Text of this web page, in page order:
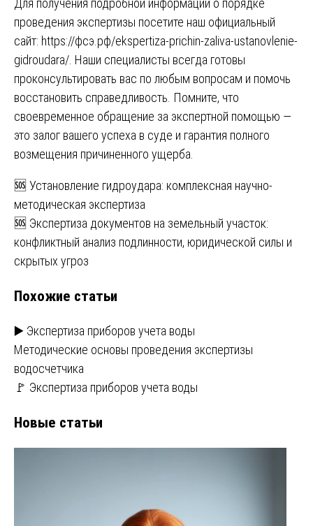
Для получения подробной информации о порядке
проведения экспертизы посетите наш официальный
сайт: https://фсэ.рф/ekspertiza-prichin-zaliva-ustanovlenie-
gidroudara/ . Наши специалисты всегда готовы
проконсультировать вас по любым вопросам и помочь
восстановить справедливость. Помните, что
своевременное обращение за экспертной помощью —
это залог вашего успеха в суде и гарантия полного
возмещения причиненного ущерба.
Навигация
по
записям
🆘 Установление гидроудара: комплексная научно-
методическая экспертиза
🆘 Экспертиза документов на земельный участок:
конфликтный анализ подлинности, юридической силы и
скрытых угроз
Похожие статьи
▶️ Экспертиза приборов учета воды
Методические основы проведения экспертизы
водосчетчика
🚩 Экспертиза приборов учета воды
Новые статьи